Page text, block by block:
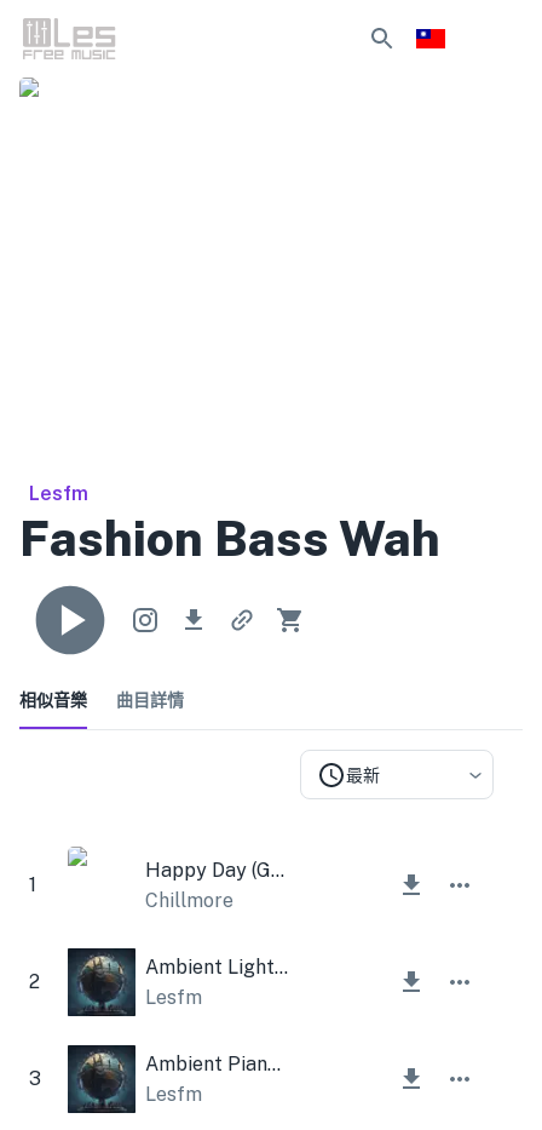
Lesfm
Fashion Bass Wah
相似音樂 曲目詳情
最新
1
Happy Day (Guitar Hey and Violins)
Chillmore
2
Ambient Light Piano
Lesfm
3
Ambient Piano Smooth
Lesfm